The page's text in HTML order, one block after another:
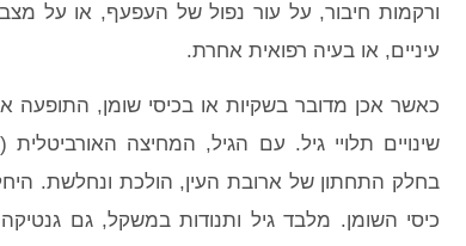
ורקמות חיבור, על עור נפול של העפעף, או על
עיניים, או בעיה רפואית אחרת.
כאשר אכן מדובר בשקיות או בכיסי שומן,
בחלק התחתון של ארובת העין, הולכת ונחלשת.
כיסי השומן. מלבד גיל ותנודות במשקל, גם